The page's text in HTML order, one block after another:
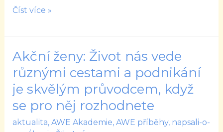
příležitost
Číst více »
Akční ženy: Život nás vede
různými cestami a podnikání
je skvělým průvodcem, když
se pro něj rozhodnete
aktualita, AWE Akademie, AWE příběhy, napsali-o-
Akční
ženy:
Život
nás
vede
různými